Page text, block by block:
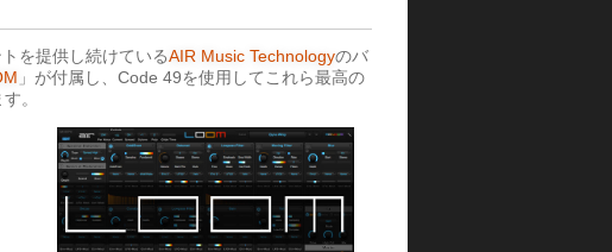
を提供し続けているAIR Music Technologyのバ
」が付属し、Code 49を使用してこれら最高の
。